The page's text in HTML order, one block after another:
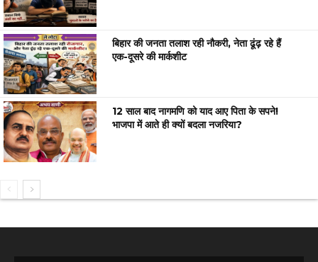
बिहार की जनता तलाश रही नौकरी, नेता ढूंढ़ रहे हैं
एक-दूसरे की मार्कशीट
12 साल बाद नागमणि को याद आए पिता के सपने!
भाजपा में आते ही क्यों बदला नजरिया?